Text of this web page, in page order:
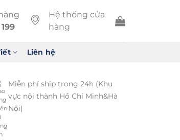
Hệ thống cửa
hàng
Liên hệ
Miễn phí ship trong 24h (Khu
vực nội thành Hồ Chí Minh&Hà
Nội)